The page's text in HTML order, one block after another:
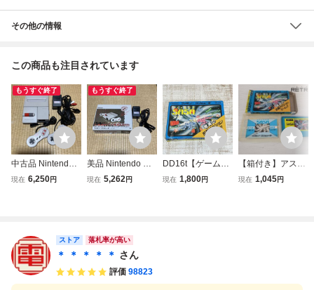
その他の情報
この商品も注目されています
もうすぐ終了
中古品 Nintendo
ファミリーコンピ
ン 任天堂 稼動品
③
現在 6,250円
もうすぐ終了
美品 Nintendo フ
ァミリーコンピュ
任天堂 稼動品 ①
現在 5,262円
DD16t【ゲーム】
FC ファミコン ア
現在 1,800円
【箱付き】アスト
ロロボ・ササ ファ
現在 1,045円
ストア 落札率が高い
＊ ＊ ＊ ＊ ＊ さん
評価 98823